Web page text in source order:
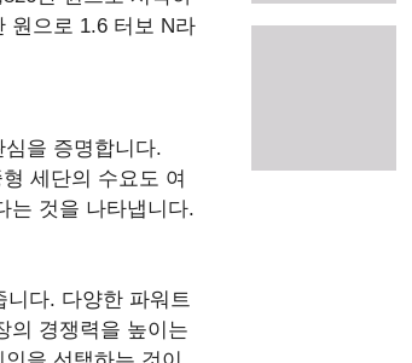
원으로 1.6 터보 N라
을 증명합니다.
세단의 수요도 여
는 것을 나타냅니다.
니다. 다양한 파워트
의 경쟁력을 높이는